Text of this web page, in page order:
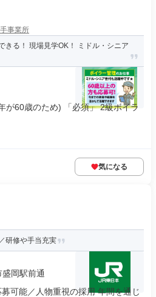
事業所
きる！ 現場見学OK！ ミドル・シニア
が60歳のため) 「必須」 2級ボイラ
気になる
研修や手当充実
岡駅前通
可能／人物重視の採用 年間を通じ